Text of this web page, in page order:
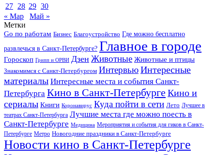
27 28 29 30
« Мар
Май »
Метки
Go по работам Бизнес Благоустройство Где можно бесплатно
развлечься в Санкт-Петербурге? Главное в городе
Гороскоп Грипп и ОРВИ Дзен Животные Животные и птицы
Знакомимся с Санкт-Петербургом ИнтервьюИнтересные
материалы Интересные места и события Санкт-
Петербурга Кино в Санкт-Петербурге Кино и
сериалы Книги Коронавирус Куда пойти в сети Лето Лучшее в
театрах Санкт-Петербурга Лучшие места где можно поесть в
Санкт-Петербурге Медицина Мероприятия и события для гиков в Санкт-
Петербурге Метро Новогодние праздники в Санкт-Петербурге
Новости кино в Санкт-Петербурге